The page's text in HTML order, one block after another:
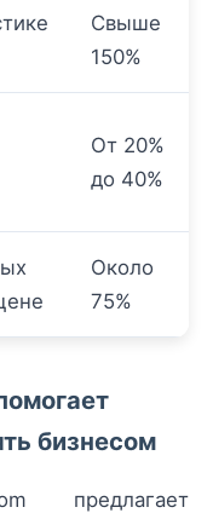
Свышe
150%
От 20%
до 40%
Около
75%
бизнесом
предлагает